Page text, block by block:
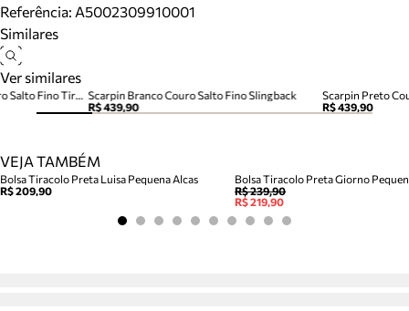
Referência: A5002309910001
Similares
Ver similares
Scarpin Branco Couro Salto Fino Slingback
R$ 439,90
Scarpin Preto
R$ 439,90
Tamanco Thong Marrom Couro Salto Fino Tira Dedo
VEJA TAMBÉM
Bolsa Tiracolo Preta Luisa Pequena Alcas
R$ 209,90
Bolsa Tiracolo Preta Giorno
R$ 239,90
R$ 219,90